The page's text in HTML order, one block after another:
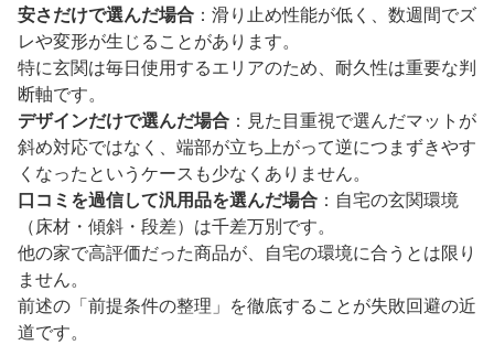
安さだけで選んだ場合 ：滑り止め性能が低く、数週間でズ
レや変形が生じることがあります。
特に玄関は毎日使用するエリアのため、耐久性は重要な判
断軸です。
デザインだけで選んだ場合 ：見た目重視で選んだマットが
斜め対応ではなく、端部が立ち上がって逆につまずきやす
くなったというケースも少なくありません。
口コミを過信して汎用品を選んだ場合 ：自宅の玄関環境
（床材・傾斜・段差）は千差万別です。
他の家で高評価だった商品が、自宅の環境に合うとは限り
ません。
前述の「前提条件の整理」を徹底することが失敗回避の近
道です。